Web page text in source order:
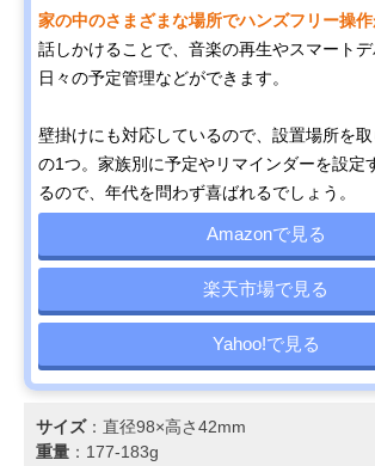
家の中のさまざまな場所でハンズフリー操
話しかけることで、音楽の再生やスマートデ
日々の予定管理などができます。
壁掛けにも対応しているので、設置場所を
の1つ。家族別に予定やリマインダーを設定
るので、年代を問わず喜ばれるでしょう。
Amazonで見る
楽天市場で見る
Yahoo!で見る
サイズ：直径98×高さ42mm
重量 ：177-183g